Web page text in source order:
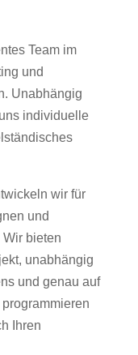
Team im
und
Unabhängig
individuelle
wir für
und
Wir bieten
unabhängig
und genau auf
Ihren